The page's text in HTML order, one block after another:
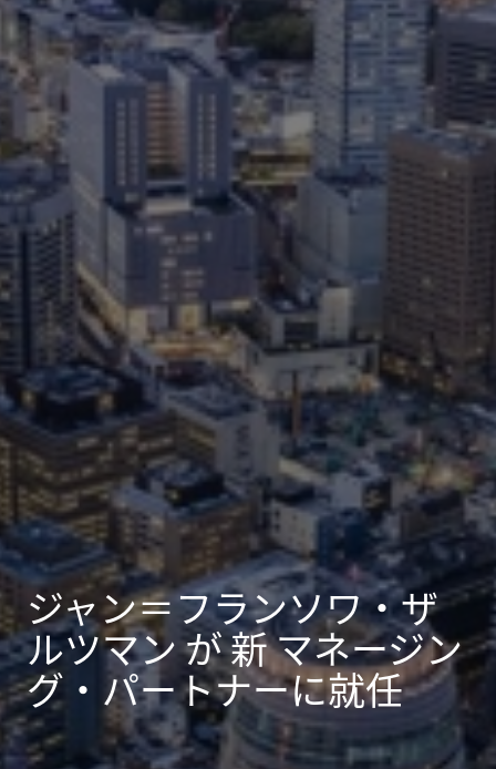
ジャン＝フランソワ・ザ
ルツマン が 新 マネージン
グ・パートナーに就任